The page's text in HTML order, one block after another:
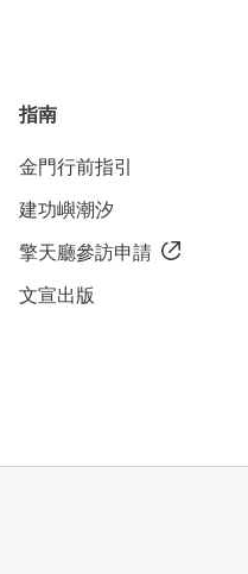
指南
金門行前指引
建功嶼潮汐
擎天廳參訪申請
文宣出版